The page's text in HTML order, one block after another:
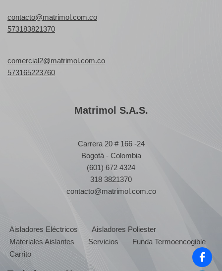
contacto@matrimol.com.co
573183821370
comercial2@matrimol.com.co
573165223760
Matrimol S.A.S.
Carrera 20 # 166 -24
Bogotá - Colombia
(601) 672 4324
318 3821370
contacto@matrimol.com.co
Aisladores Eléctricos
Aisladores Poliester
Materiales Aislantes
Servicios
Funda Termoencogible
Carrito